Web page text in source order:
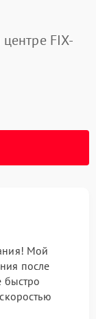
FIX-
Мой
после
быстро